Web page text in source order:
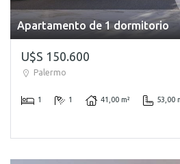
Apartamento de 1 dormitorio
U$S 150.600
Palermo
1 1 41,00 m² 53,00